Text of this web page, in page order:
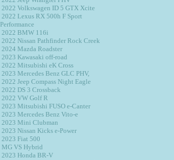
2022 Volkswagen ID 5 GTX Xcite
2022 Lexus RX 500h F Sport
Performance
2022 BMW 116i
2022 Nissan Pathfinder Rock Creek
2024 Mazda Roadster
2023 Kawasaki off-road
2022 Mitsubishi eK Cross
2023 Mercedes Benz GLC PHV,
2022 Jeep Compass Night Eagle
2022 DS 3 Crossback
2022 VW Golf R
2023 Mitsubishi FUSO e-Canter
2023 Mercedes Benz Vito-e
2023 Mini Clubman
2023 Nissan Kicks e-Power
2023 Fiat 500
MG VS Hybrid
2023 Honda BR-V